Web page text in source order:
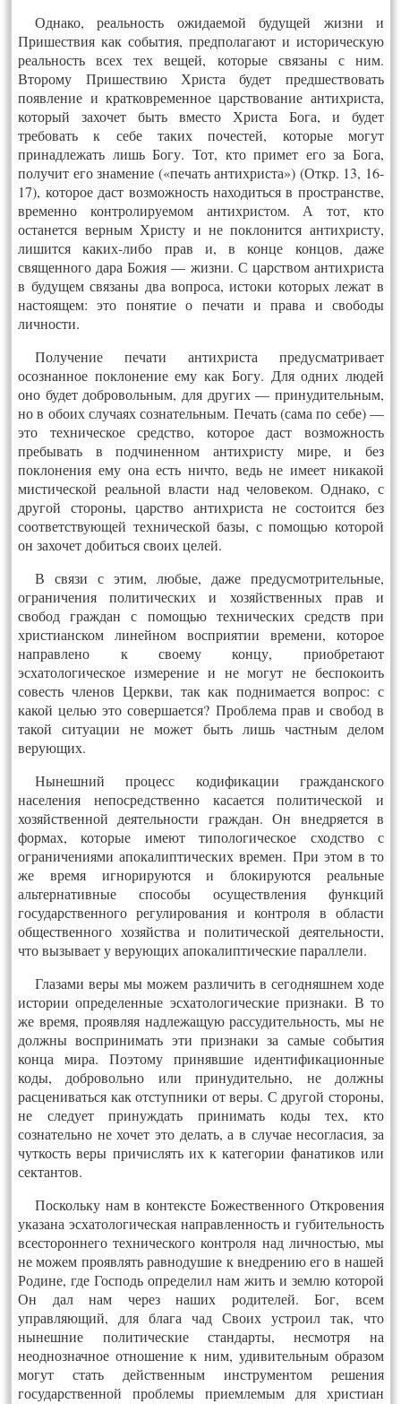
Однако, реальность ожидаемой будущей жизни и
Пришествия как события, предполагают и историческую
реальность всех тех вещей, которые связаны с ним.
Второму Пришествию Христа будет предшествовать
появление и кратковременное царствование антихриста,
который захочет быть вместо Христа Бога, и будет
требовать к себе таких почестей, которые могут
принадлежать лишь Богу. Тот, кто примет его за Бога,
получит его знамение («печать антихриста») (Откр. 13, 16-
17), которое даст возможность находиться в пространстве,
временно контролируемом антихристом. А тот, кто
останется верным Христу и не поклонится антихристу,
лишится каких-либо прав и, в конце концов, даже
священного дара Божия — жизни. С царством антихриста
в будущем связаны два вопроса, истоки которых лежат в
настоящем: это понятие о печати и права и свободы
личности.
Получение печати антихриста предусматривает
осознанное поклонение ему как Богу. Для одних людей
оно будет добровольным, для других — принудительным,
но в обоих случаях сознательным. Печать (сама по себе) —
это техническое средство, которое даст возможность
пребывать в подчиненном антихристу мире, и без
поклонения ему она есть ничто, ведь не имеет никакой
мистической реальной власти над человеком. Однако, с
другой стороны, царство антихриста не состоится без
соответствующей технической базы, с помощью которой
он захочет добиться своих целей.
В связи с этим, любые, даже предусмотрительные,
ограничения политических и хозяйственных прав и
свобод граждан с помощью технических средств при
христианском линейном восприятии времени, которое
направлено к своему концу, приобретают
эсхатологическое измерение и не могут не беспокоить
совесть членов Церкви, так как поднимается вопрос: с
какой целью это совершается? Проблема прав и свобод в
такой ситуации не может быть лишь частным делом
верующих.
Нынешний процесс кодификации гражданского
населения непосредственно касается политической и
хозяйственной деятельности граждан. Он внедряется в
формах, которые имеют типологическое сходство с
ограничениями апокалиптических времен. При этом в то
же время игнорируются и блокируются реальные
альтернативные способы осуществления функций
государственного регулирования и контроля в области
общественного хозяйства и политической деятельности,
что вызывает у верующих апокалиптические параллели.
Глазами веры мы можем различить в сегодняшнем ходе
истории определенные эсхатологические признаки. В то
же время, проявляя надлежащую рассудительность, мы не
должны воспринимать эти признаки за самые события
конца мира. Поэтому принявшие идентификационные
коды, добровольно или принудительно, не должны
расцениваться как отступники от веры. С другой стороны,
не следует принуждать принимать коды тех, кто
сознательно не хочет это делать, а в случае несогласия, за
чуткость веры причислять их к категории фанатиков или
сектантов.
Поскольку нам в контексте Божественного Откровения
указана эсхатологическая направленность и губительность
всестороннего технического контроля над личностью, мы
не можем проявлять равнодушие к внедрению его в нашей
Родине, где Господь определил нам жить и землю которой
Он дал нам через наших родителей. Бог, всем
управляющий, для блага чад Своих устроил так, что
нынешние политические стандарты, несмотря на
неоднозначное отношение к ним, удивительным образом
могут стать действенным инструментом решения
государственной проблемы приемлемым для христиан